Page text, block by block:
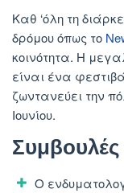
Καθ ‘όλη τη
δρόμου όπως το
κοινότητα. Η
είναι ένα
ζωντανεύει την
Ιουνίου.
Συμβουλές
Ο